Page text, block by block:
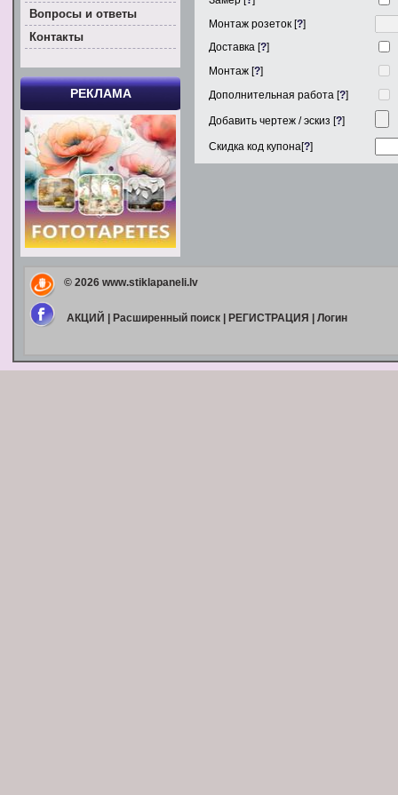
Монтаж розеток [?]
Доставка [?]
Монтаж [?]
Дополнительная работа [?]
Добавить чертеж / эскиз [?]
Скидка код купона[?]
Вoпросы и ответы
Контакты
РЕКЛАМА
© 2026 www.stiklapaneli.lv
АКЦИЙ Расширенный поиск| РЕГИСТРАЦИЯ Логин